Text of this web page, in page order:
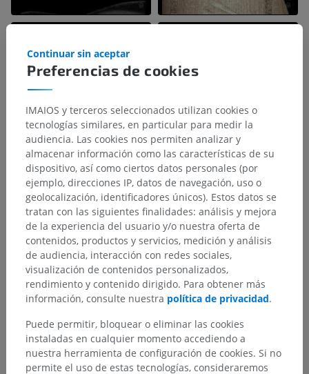
Preferencias de cookies
Continuar sin aceptar
IMAIOS y terceros seleccionados utilizan cookies o
tecnologías similares, en particular para medir la
audiencia. Las cookies nos permiten analizar y
almacenar información como las características de su
dispositivo, así como ciertos datos personales (por
ejemplo, direcciones IP, datos de navegación, uso o
geolocalización, identificadores únicos). Estos datos se
tratan con las siguientes finalidades: análisis y mejora
de la experiencia del usuario y/o nuestra oferta de
contenidos, productos y servicios, medición y análisis
de audiencia, interacción con redes sociales,
visualización de contenidos personalizados,
rendimiento y contenido dirigido. Para obtener más
información, consulte nuestra política de privacidad.
Puede permitir, bloquear o eliminar las cookies
instaladas en cualquier momento accediendo a
nuestra herramienta de configuración de cookies. Si no
permite el uso de estas tecnologías, consideraremos